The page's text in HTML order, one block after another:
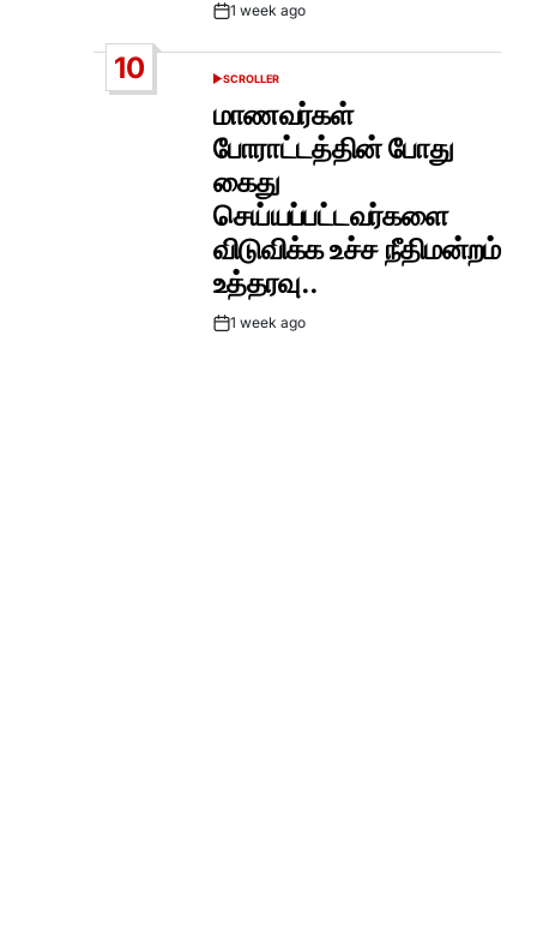
Post1 week ago
10
POSTED
SCROLLER
மாணவர்கள்
போராட்டத்தின் போது
கைது
செய்யப்பட்டவர்களை
விடுவிக்க உச்ச நீதிமன்றம்
உத்தரவு..
Post1 week ago